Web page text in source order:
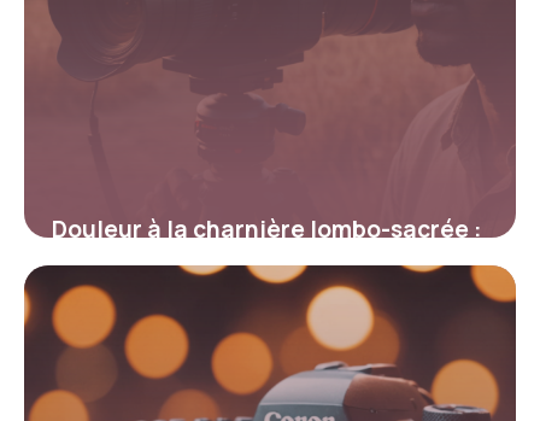
Douleur à la charnière lombo-sacrée :
causes, soulagement et prévention
26 janvier 2026